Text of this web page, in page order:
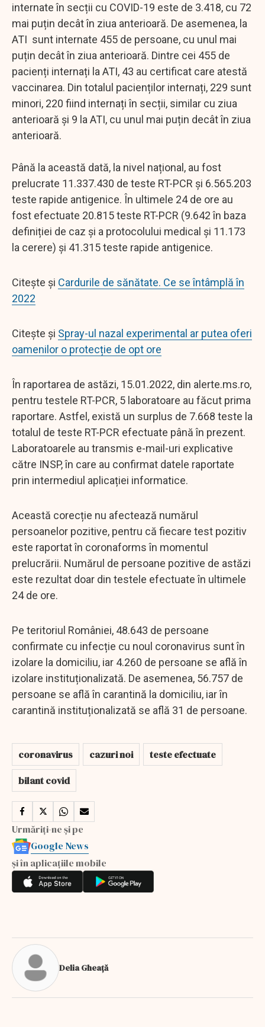
internate în secții cu COVID-19 este de 3.418, cu 72
mai puțin decât în ziua anterioară. De asemenea, la
ATI sunt internate 455 de persoane, cu unul mai
puțin decât în ziua anterioară. Dintre cei 455 de
pacienți internați la ATI, 43 au certificat care atestă
vaccinarea. Din totalul pacienților internați, 229 sunt
minori, 220 fiind internați în secții, similar cu ziua
anterioară și 9 la ATI, cu unul mai puțin decât în ziua
anterioară.
Până la această dată, la nivel național, au fost
prelucrate 11.337.430 de teste RT-PCR și 6.565.203
teste rapide antigenice. În ultimele 24 de ore au
fost efectuate 20.815 teste RT-PCR (9.642 în baza
definiției de caz și a protocolului medical și 11.173
la cerere) și 41.315 teste rapide antigenice.
Citește și Cardurile de sănătate. Ce se întâmplă în
2022
Citește și Spray-ul nazal experimental ar putea oferi
oamenilor o protecție de opt ore
În raportarea de astăzi, 15.01.2022, din alerte.ms.ro,
pentru testele RT-PCR, 5 laboratoare au făcut prima
raportare. Astfel, există un surplus de 7.668 teste la
totalul de teste RT-PCR efectuate până în prezent.
Laboratoarele au transmis e-mail-uri explicative
către INSP, în care au confirmat datele raportate
prin intermediul aplicației informatice.
Această corecție nu afectează numărul
persoanelor pozitive, pentru că fiecare test pozitiv
este raportat în coronaforms în momentul
prelucrării. Numărul de persoane pozitive de astăzi
este rezultat doar din testele efectuate în ultimele
24 de ore.
Pe teritoriul României, 48.643 de persoane
confirmate cu infecție cu noul coronavirus sunt în
izolare la domiciliu, iar 4.260 de persoane se află în
izolare instituționalizată. De asemenea, 56.757 de
persoane se află în carantină la domiciliu, iar în
carantină instituționalizată se află 31 de persoane.
coronavirus cazuri noi
teste efectuate
bilant covid
Urmăriți-ne și pe
Google News
și în aplicațiile mobile
Delia Gheață